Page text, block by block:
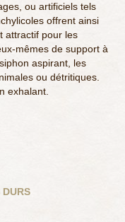
ou artificiels tels
offrent ainsi
attractif pour les
mêmes de support à
aspirant, les
ou détritiques.
exhalant.
DURS